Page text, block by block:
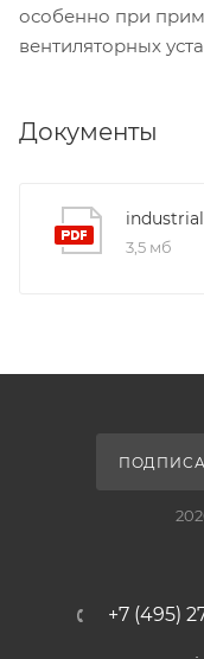
особенно при
вентиляторных
Документы
3,5 мб
+7 (495)